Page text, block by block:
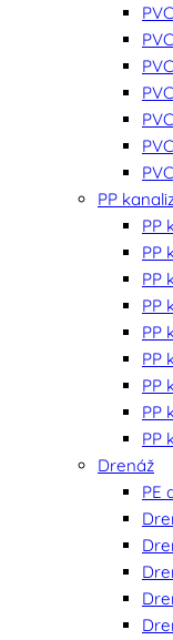
PP
PP
PP
PP
PP
PP
PP
PP
PP
PP
Drenáž
PE